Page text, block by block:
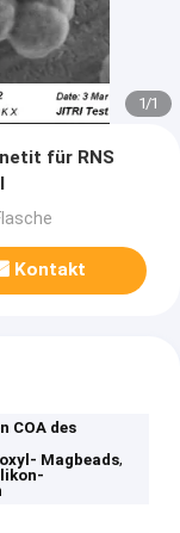
1/1
für RNS
Kontakt
COA des
Magbeads,